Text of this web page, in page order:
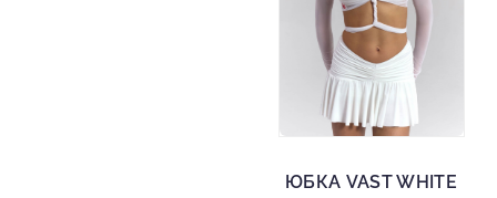
ЮБКА VAST WHITE